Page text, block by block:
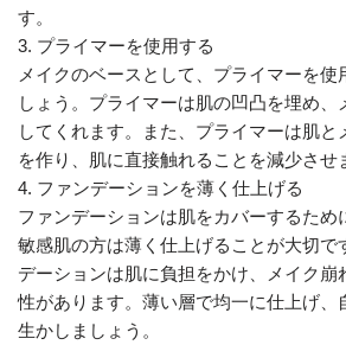
す。
3. プライマーを使用する
メイクのベースとして、プライマーを使
しょう。プライマーは肌の凹凸を埋め、
してくれます。また、プライマーは肌と
を作り、肌に直接触れることを減少させ
4. ファンデーションを薄く仕上げる
ファンデーションは肌をカバーするため
敏感肌の方は薄く仕上げることが大切で
デーションは肌に負担をかけ、メイク崩
性があります。薄い層で均一に仕上げ、
生かしましょう。